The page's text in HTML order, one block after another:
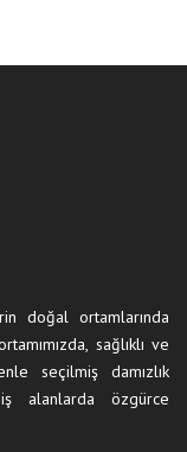
doğal ortamlarında
sağlıklı ve
seçilmiş damızlık
alanlarda özgürce